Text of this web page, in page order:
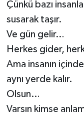
Çünkü bazı
susarak taşır.
Ve gün gelir…
Herkes gider,
Ama insanın
aynı yerde kalır.
Olsun…
Varsın kimse